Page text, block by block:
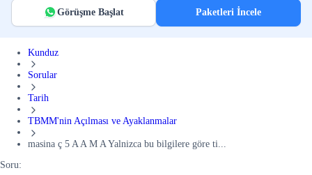
Görüşme Başlat Paketleri İncele
Kunduz
Sorular
Tarih
TBMM'nin Açılması ve Ayaklanmalar
masina ç 5 A A M A Yalnizca bu bilgilere göre ti...
Soru: